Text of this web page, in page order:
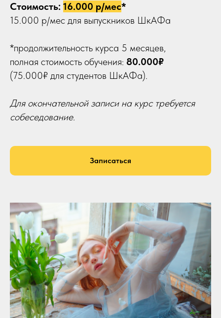
Стоимость: 16.000 р/мес*
15.000 р/мес для выпускников ШкАФа
*продолжительность курса 5 месяцев,
полная стоимость обучения: 80.000₽
(75.000₽ для студентов ШкАФа).
Для окончательной записи на курс требуется
собеседование.
Записаться